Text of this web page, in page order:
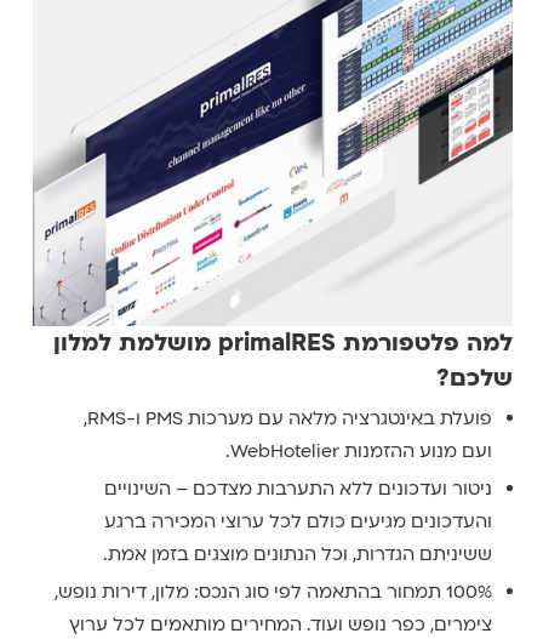
למה פלטפורמת primalRES מושלמת למלון
שלכם?
פועלת באינטגרציה מלאה עם מערכות PMS ו-RMS,
ועם מנוע ההזמנות WebHotelier.
ניטור ועדכונים ללא התערבות מצדכם – השינויים
והעדכונים מגיעים כולם לכל ערוצי המכירה ברגע
ששיניתם הגדרות, וכל הנתונים מוצגים בזמן אמת.
100% תמחור בהתאמה לפי סוג הנכס: מלון, דירות נופש,
צימרים, כפר נופש ועוד. המחירים מותאמים לכל ערוץ